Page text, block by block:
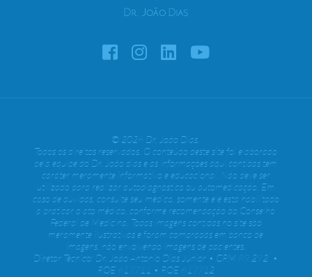
© 2026 Dr. João Dias.
Todos os direitos reservados. O conteúdo deste site foi elaborado
pela equipe do Dr. João dias e as informações aqui contidas tem
caráter meramente informativo e educacional. Não deve ser
utilizado para realizar autodiagnóstico ou automedicação. Em
caso de dúvidas, consulte seu médico, somente ele está habilitado
a praticar o ato médico, conforme recomendação do Conselho
Federal de Medicina. Todas imagens contidas no site são
meramente ilustrativas e foram compradas em banco de
imagens, não envolvendo imagens de pacientes.
Diretor Técnico: Dr. João Antonio Dias Júnior • CRM 89.292 •
RQE 617711 • RQE 617712